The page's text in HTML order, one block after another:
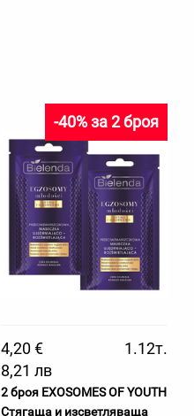
-40% за 2 броя
4,20 €
1.12т.
8,21 лв
2 броя EXOSOMES OF YOUTH
Стягаща и изсветляваща